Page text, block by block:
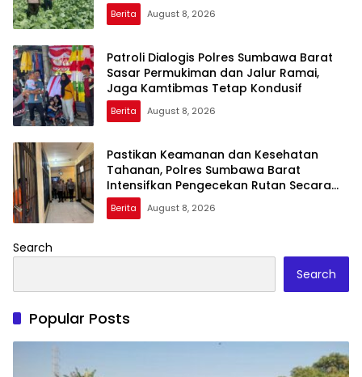
Berita August 8, 2026
Patroli Dialogis Polres Sumbawa Barat
Sasar Permukiman dan Jalur Ramai,
Jaga Kamtibmas Tetap Kondusif
Berita August 8, 2026
Pastikan Keamanan dan Kesehatan
Tahanan, Polres Sumbawa Barat
Intensifkan Pengecekan Rutan Secara
Berkala
Berita August 8, 2026
Search
Search
Popular Posts